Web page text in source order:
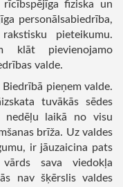
fiziska un
personālsabiedrība,
pieteikumu.
klāt pievienojamo
valde.
pieņem valde.
tuvākās sēdes
laikā no visu
brīža. Uz valdes
ir jāuzaicina pats
sava viedokļa
nav šķērslis valdes